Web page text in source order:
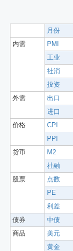
月份
内需
PMI
工业
社消
投资
外需
出口
进口
价格
CPI
PPI
货币
M2
社融
股票
点数
PE
利差
债券
中债
商品
美元
黄金